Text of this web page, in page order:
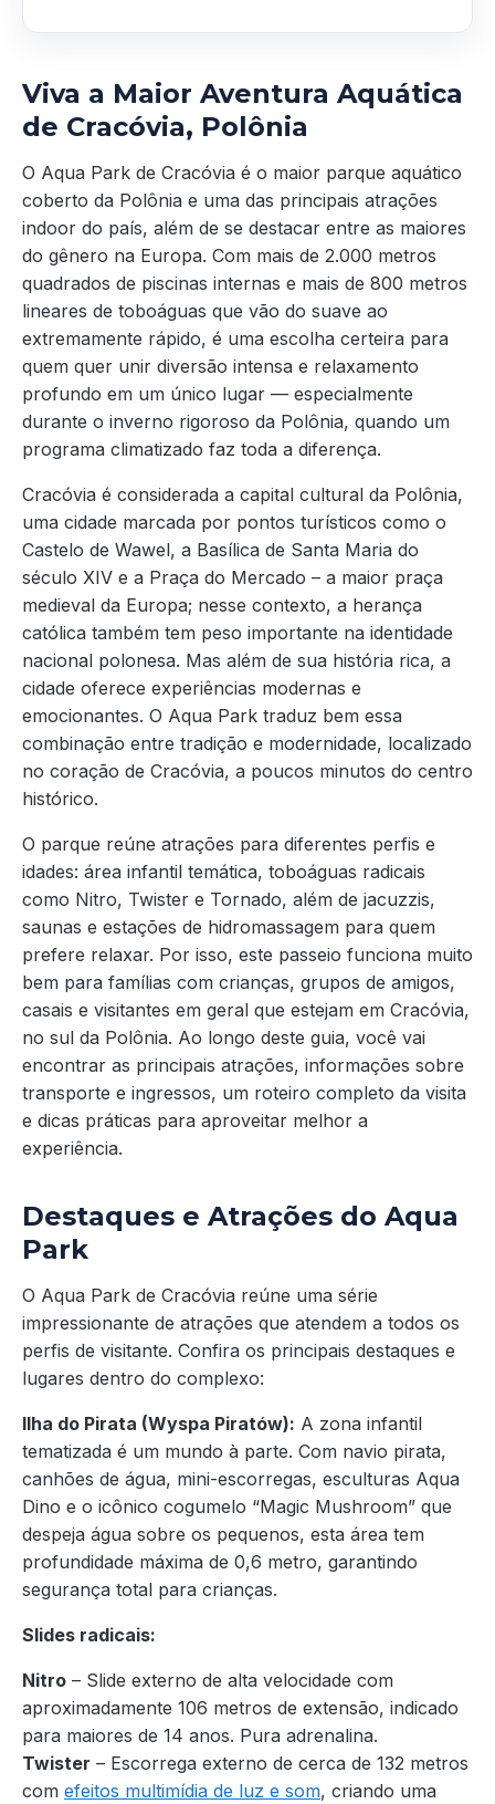
Viva a Maior Aventura Aquática
de Cracóvia, Polônia
O Aqua Park de Cracóvia é o maior parque aquático
coberto da Polônia e uma das principais atrações
indoor do país, além de se destacar entre as maiores
do gênero na Europa. Com mais de 2.000 metros
quadrados de piscinas internas e mais de 800 metros
lineares de toboáguas que vão do suave ao
extremamente rápido, é uma escolha certeira para
quem quer unir diversão intensa e relaxamento
profundo em um único lugar — especialmente
durante o inverno rigoroso da Polônia, quando um
programa climatizado faz toda a diferença.
Cracóvia é considerada a capital cultural da Polônia,
uma cidade marcada por pontos turísticos como o
Castelo de Wawel, a Basílica de Santa Maria do
século XIV e a Praça do Mercado – a maior praça
medieval da Europa; nesse contexto, a herança
católica também tem peso importante na identidade
nacional polonesa. Mas além de sua história rica, a
cidade oferece experiências modernas e
emocionantes. O Aqua Park traduz bem essa
combinação entre tradição e modernidade, localizado
no coração de Cracóvia, a poucos minutos do centro
histórico.
O parque reúne atrações para diferentes perfis e
idades: área infantil temática, toboáguas radicais
como Nitro, Twister e Tornado, além de jacuzzis,
saunas e estações de hidromassagem para quem
prefere relaxar. Por isso, este passeio funciona muito
bem para famílias com crianças, grupos de amigos,
casais e visitantes em geral que estejam em Cracóvia,
no sul da Polônia. Ao longo deste guia, você vai
encontrar as principais atrações, informações sobre
transporte e ingressos, um roteiro completo da visita
e dicas práticas para aproveitar melhor a
experiência.
Destaques e Atrações do Aqua
Park
O Aqua Park de Cracóvia reúne uma série
impressionante de atrações que atendem a todos os
perfis de visitante. Confira os principais destaques e
lugares dentro do complexo:
Ilha do Pirata (Wyspa Piratów): A zona infantil
tematizada é um mundo à parte. Com navio pirata,
canhões de água, mini-escorregas, esculturas Aqua
Dino e o icônico cogumelo “Magic Mushroom” que
despeja água sobre os pequenos, esta área tem
profundidade máxima de 0,6 metro, garantindo
segurança total para crianças.
Slides radicais:
Nitro – Slide externo de alta velocidade com
aproximadamente 106 metros de extensão, indicado
para maiores de 14 anos. Pura adrenalina.
Twister – Escorrega externo de cerca de 132 metros
com efeitos multimídia de luz e som, criando uma